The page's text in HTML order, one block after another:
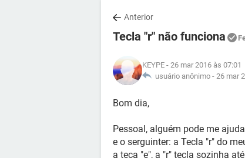
Anterior
Tecla "r" não funciona
KEYPE - 26 mar 2016 às 07:01
usuário anônimo - 26 mar
Bom dia,
Pessoal, alguém pode me
e o serguinter: a Tecla "r" do
a teca "e", a "r" tecla sozinha